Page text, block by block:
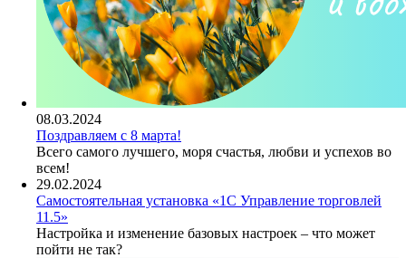
08.03.2024
Поздравляем с 8 марта!
Всего самого лучшего, моря счастья, любви и успехов во
всем!
29.02.2024
Самостоятельная установка «1С Управление торговлей
11.5»
Настройка и изменение базовых настроек – что может
пойти не так?